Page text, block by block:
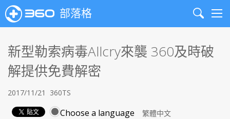
部落格
Search
新型勒索病毒Allcry來襲 360及時破
解提供免費解密
2017/11/21 360TS
Choose a language